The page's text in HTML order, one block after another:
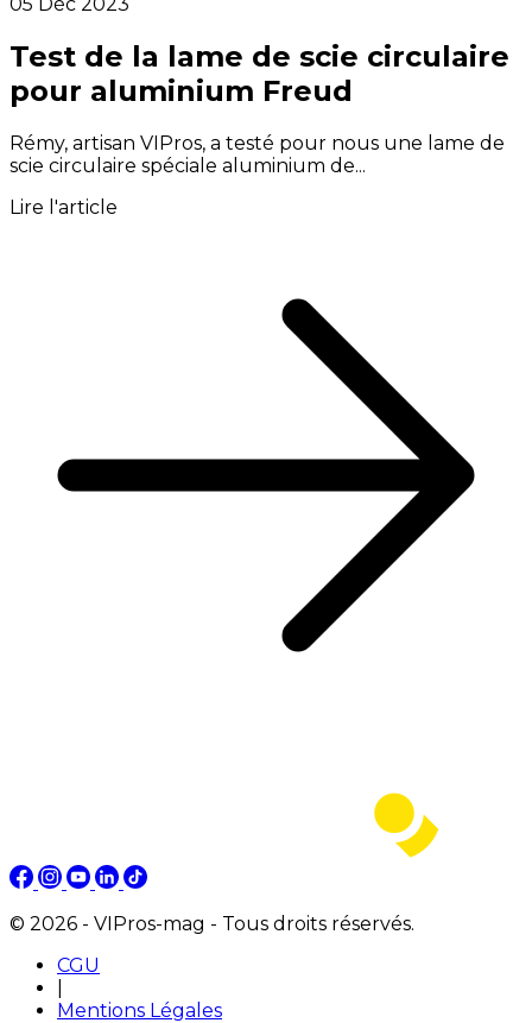
Test de la lame de scie circulaire
pour aluminium Freud
Rémy, artisan VIPros, a testé pour nous une lame de
scie circulaire spéciale aluminium de...
Lire l'article
© 2026 - VIPros-mag - Tous droits réservés.
CGU
Mentions Légales